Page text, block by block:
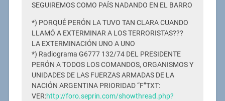
SEGUIREMOS COMO PAÍS NADANDO EN EL BARRO
*) PORQUÉ PERÓN LA TUVO TAN CLARA CUANDO
LLAMÓ A EXTERMINAR A LOS TERRORISTAS???
LA EXTERMINACIÓN UNO A UNO
*) Radiograma G6777 132/74 DEL PRESIDENTE
PERÓN A TODOS LOS COMANDOS, ORGANISMOS Y
UNIDADES DE LAS FUERZAS ARMADAS DE LA
NACIÓN ARGENTINA PRIORIDAD “F”TXT:
VER:http://foro.seprin.com/showthread.php?